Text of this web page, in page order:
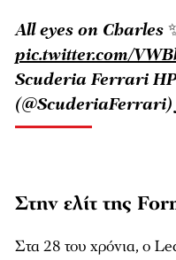
All eyes on Charles
pic.twitter.com/
Scuderia Ferrari HP
(@ScuderiaFerrari)
Στην ελίτ της
Στα 28 του χρόνια, ο